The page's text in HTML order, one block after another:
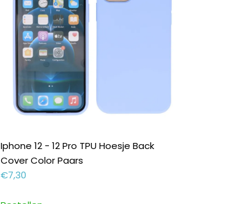
Iphone 12 - 12 Pro TPU Hoesje Back
Cover Color Paars
€7,30